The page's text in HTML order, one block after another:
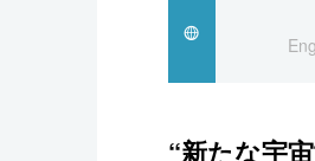
“新たな宇